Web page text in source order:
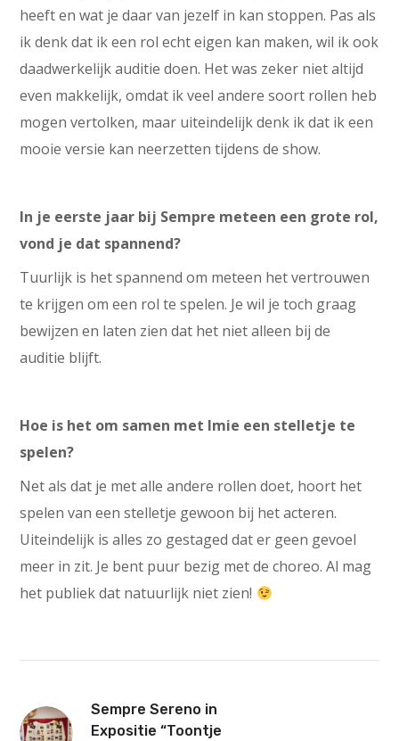
heeft en wat je daar van jezelf in kan stoppen. Pas als
ik denk dat ik een rol echt eigen kan maken, wil ik ook
daadwerkelijk auditie doen. Het was zeker niet altijd
even makkelijk, omdat ik veel andere soort rollen heb
mogen vertolken, maar uiteindelijk denk ik dat ik een
mooie versie kan neerzetten tijdens de show.
In je eerste jaar bij Sempre meteen een grote rol,
vond je dat spannend?
Tuurlijk is het spannend om meteen het vertrouwen
te krijgen om een rol te spelen. Je wil je toch graag
bewijzen en laten zien dat het niet alleen bij de
auditie blijft.
Hoe is het om samen met Imie een stelletje te
spelen?
Net als dat je met alle andere rollen doet, hoort het
spelen van een stelletje gewoon bij het acteren.
Uiteindelijk is alles zo gestaged dat er geen gevoel
meer in zit. Je bent puur bezig met de choreo. Al mag
het publiek dat natuurlijk niet zien!
Sempre Sereno in
Expositie “Toontje